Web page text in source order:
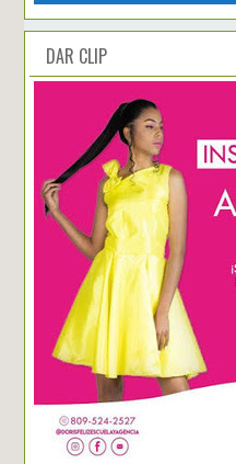
DAR CLIP